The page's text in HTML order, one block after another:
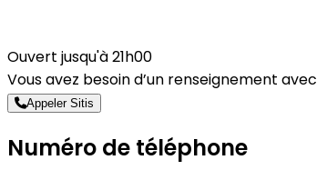
Ouvert jusqu'à 21h00
Vous avez besoin d’un renseignement avec
Appeler Sitis
Numéro de téléphone